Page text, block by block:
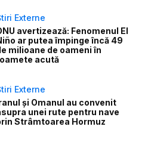
Externe
avertizează: Fenomenul El
ar putea împinge încă 49
milioane de oameni în
acută
Externe
și Omanul au convenit
unei rute pentru nave
Strâmtoarea Hormuz